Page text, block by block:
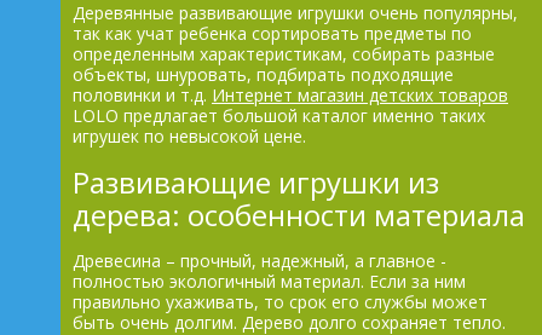
Деревянные развивающие игрушки очень популярны,
так как учат ребенка сортировать предметы по
определенным характеристикам, собирать разные
объекты, шнуровать, подбирать подходящие
половинки и т.д. Интернет магазин детских товаров
LOLO предлагает большой каталог именно таких
игрушек по невысокой цене.
Развивающие игрушки из
дерева: особенности материала
Древесина – прочный, надежный, а главное -
полностью экологичный материал. Если за ним
правильно ухаживать, то срок его службы может
быть очень долгим. Дерево долго сохраняет тепло.